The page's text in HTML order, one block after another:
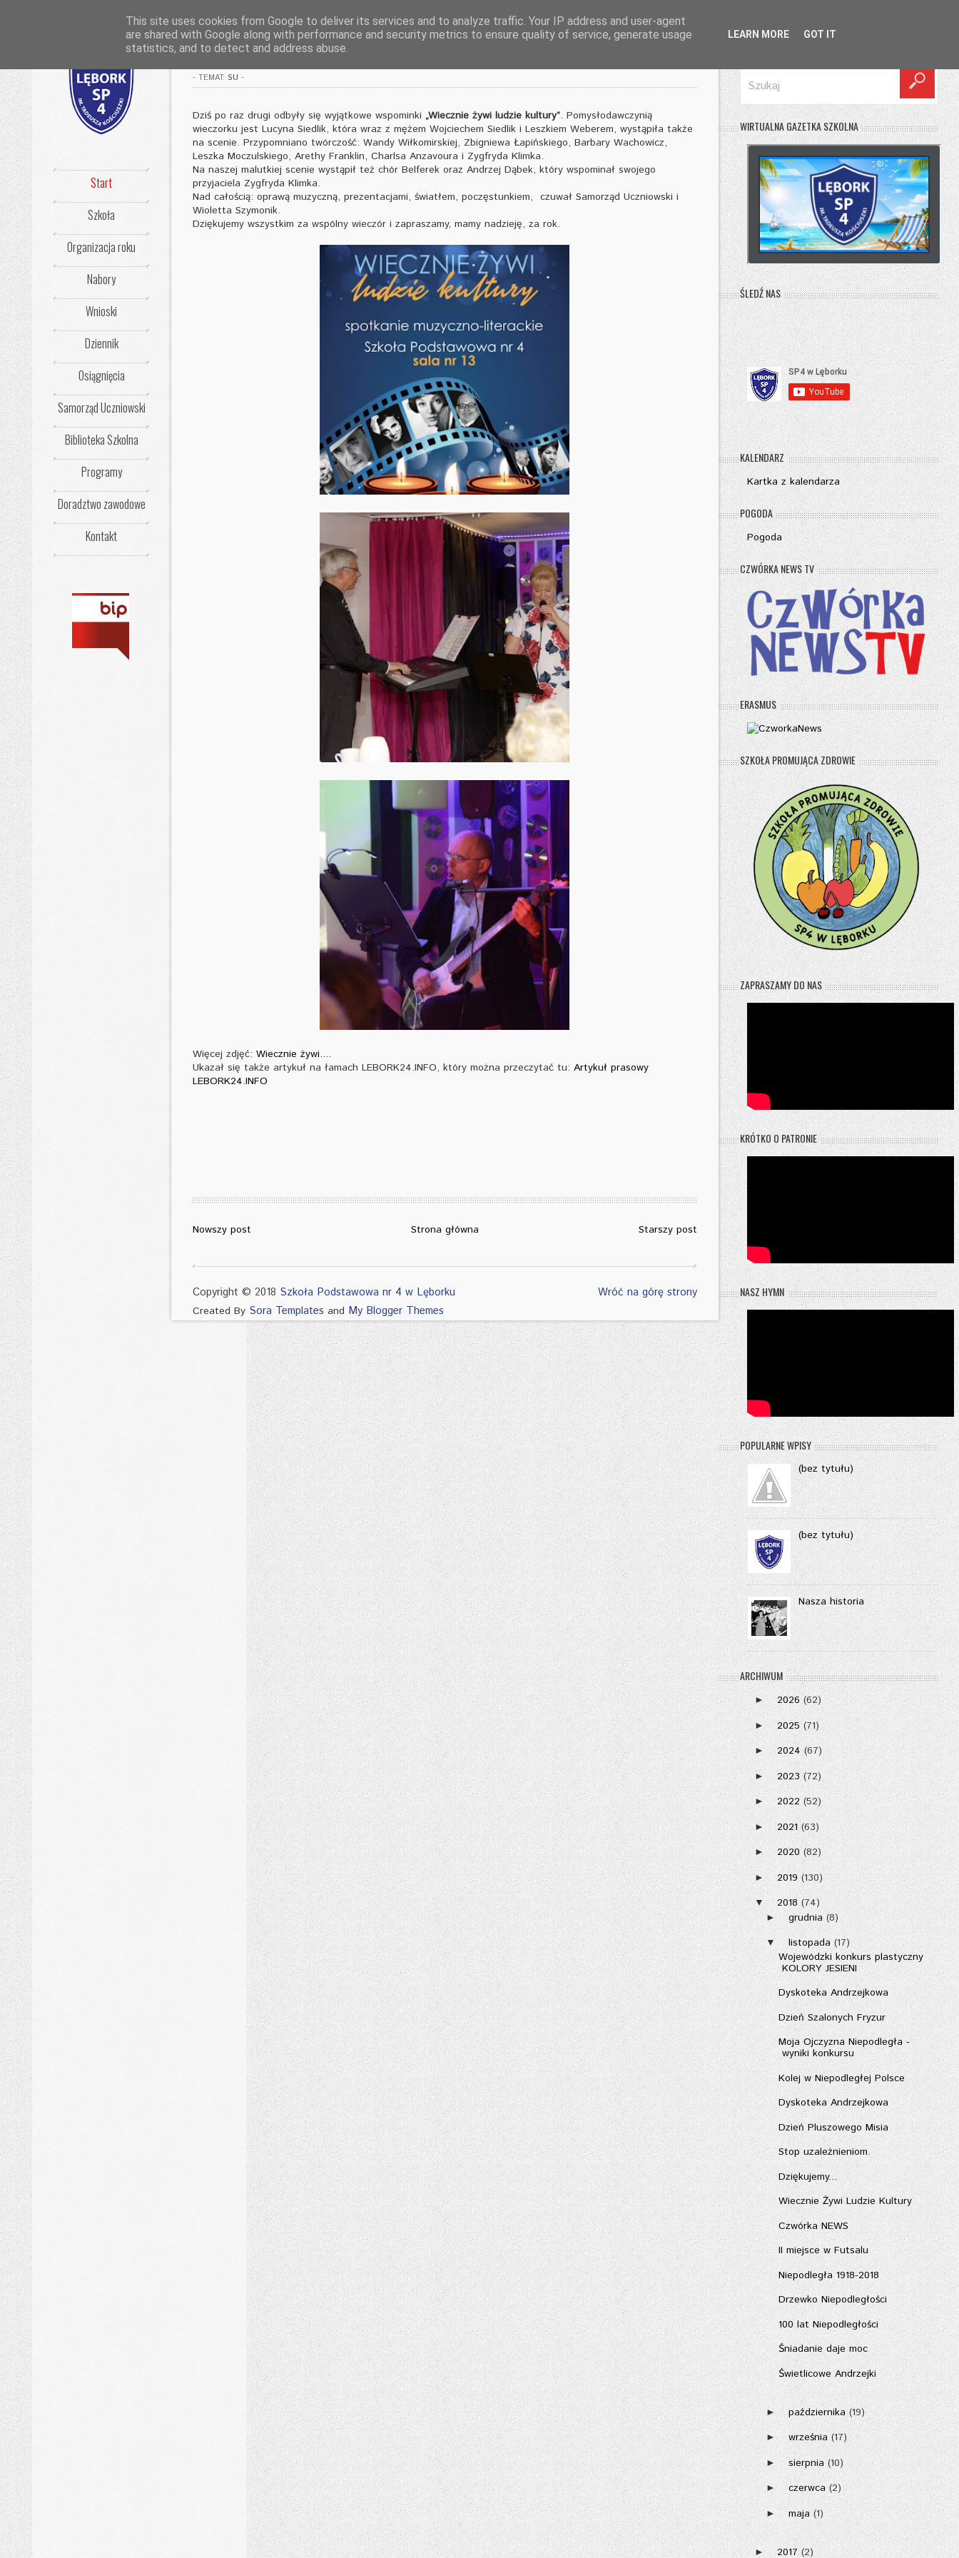
Start
Szkoła
Organizacja roku
Nabory
Wnioski
Dziennik
Osiągnięcia
Samorząd Uczniowski
Biblioteka Szkolna
Programy
Doradztwo zawodowe
Kontakt
Wiecznie Żywi Ludzie Kultury
- TEMAT: SU -
Dziś po raz drugi odbyły się wyjątkowe wspominki „Wiecznie żywi ludzie kultury”. Pomysłodawczynią
wieczorku jest Lucyna Siedlik, która wraz z mężem Wojciechem Siedlik i Leszkiem Weberem, wystąpiła także
na scenie. Przypomniano twórczość: Wandy Wiłkomirskiej, Zbigniewa Łapińskiego, Barbary Wachowicz,
Leszka Moczulskiego, Arethy Franklin, Charlsa Anzavoura i Zygfryda Klimka.
Na naszej malutkiej scenie wystąpił też chór Belferek oraz Andrzej Dąbek, który wspominał swojego
przyjaciela Zygfryda Klimka.
Nad całością: oprawą muzyczną, prezentacjami, światłem, poczęstunkiem, czuwał Samorząd Uczniowski i
Wioletta Szymonik.
Dziękujemy wszystkim za wspólny wieczór i zapraszamy, mamy nadzieję, za rok.
Więcej zdjęć: Wiecznie żywi....
Ukazał się także artykuł na łamach LEBORK24.INFO, który można przeczytać tu: Artykuł prasowy
LEBORK24.INFO
Nowszy post Strona główna Starszy post
Copyright © 2018 Szkoła Podstawowa nr 4 w Lęborku
Created By Sora Templates and My Blogger Themes
Wróć na górę strony
WIRTUALNA GAZETKA SZKOLNA
ŚLEDŹ NAS
KALENDARZ
Kartka z kalendarza
POGODA
Pogoda
CZWÓRKA NEWS TV
ERASMUS
SZKOŁA PROMUJĄCA ZDROWIE
ZAPRASZAMY DO NAS
KRÓTKO O PATRONIE
NASZ HYMN
POPULARNE WPISY
(bez tytułu)
(bez tytułu)
Nasza historia
ARCHIWUM
► 2026 (62)
► 2025 (71)
► 2024 (67)
► 2023 (72)
► 2022 (52)
► 2021 (63)
► 2020 (82)
► 2019 (130)
▼ 2018 (74)
► grudnia (8)
▼ listopada (17)
Wojewódzki konkurs plastyczny
KOLORY JESIENI
Dyskoteka Andrzejkowa
Dzień Szalonych Fryzur
Moja Ojczyzna Niepodległa -
wyniki konkursu
Kolej w Niepodległej Polsce
Dyskoteka Andrzejkowa
Dzień Pluszowego Misia
Stop uzależnieniom.
Dziękujemy...
Wiecznie Żywi Ludzie Kultury
Czwórka NEWS
II miejsce w Futsalu
Niepodległa 1918-2018
Drzewko Niepodległości
100 lat Niepodległości
Śniadanie daje moc
Świetlicowe Andrzejki
► października (19)
► września (17)
► sierpnia (10)
► czerwca (2)
► maja (1)
► 2017 (2)
This site uses cookies from Google to deliver its services and to analyze traffic. Your IP address and user-agent
are shared with Google along with performance and security metrics to ensure quality of service, generate usage
statistics, and to detect and address abuse.
LEARN MORE GOT IT